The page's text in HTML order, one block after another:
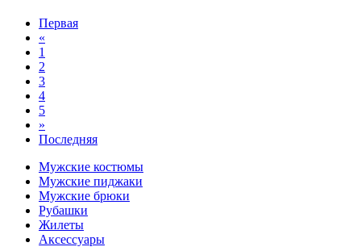
Первая
«
1
2
3
4
5
»
Последняя
Мужские костюмы
Мужские пиджаки
Мужские брюки
Рубашки
Жилеты
Аксессуары